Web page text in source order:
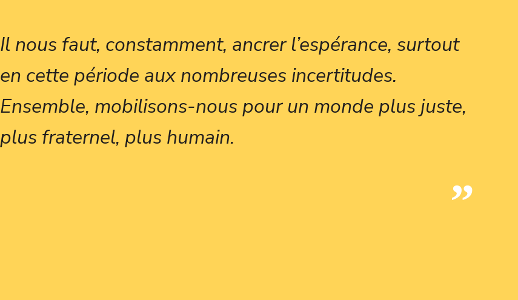
Il nous faut, constamment, ancrer l’espérance, surtout
en cette période aux nombreuses incertitudes.
Ensemble, mobilisons-nous pour un monde plus juste,
plus fraternel, plus humain.